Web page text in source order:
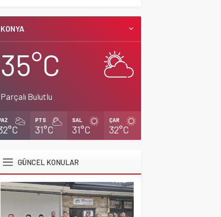
KONYA
35°C
Parçalı Bulutlu
PTS
31°C
SAL
31°C
ÇAR
32°C
GÜNCEL KONULAR